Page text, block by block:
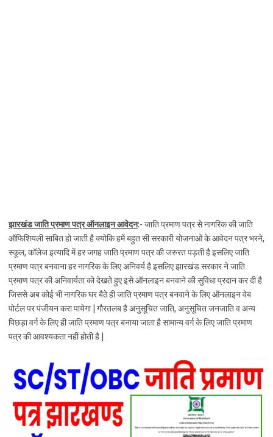
झारखंड जाति प्रमाण पत्र ऑनलाइन आवेदन:- जाति प्रमाण पत्र से नागरिक की जाति
ऑफिशियली साबित हो जाती है क्योकि हमें बहुत सी सरकारी योजनाओं के आवेदन पत्र भरने,
स्कूल, कॉलेज इत्यादि में हर जगह जाति प्रमाण पत्र की जरुरत पड़ती है इसलिए जाति
प्रमाण पत्र बनवाना हर नागरिक के लिए अनिवर्य है इसलिए झारखंड सरकार ने जाति
प्रमाण पत्र की अनिवार्यता को देखते हुए इसे ऑनलाइन बनवाने की सुविधा प्रदान कर दी है
जिससे अब कोई भी नागरिक घर बैठे ही जाति प्रमाण पत्र बनवाने के लिए ऑनलाइन वेब
पोर्टल पर पंजीयन करा पायेगा | गौरतलब है अनुसूचित जाति, अनुसूचित जनजाति व अन्य
पिछड़ा वर्ग के लिए ही जाति प्रमाण पत्र बनाया जाता है सामान्य वर्ग के लिए जाति प्रमाण
पत्र की आवश्यकता नहीं होती है |